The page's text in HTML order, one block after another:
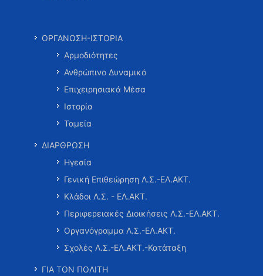
ΟΡΓΑΝΩΣΗ-ΙΣΤΟΡΙΑ
Αρμοδιότητες
Ανθρώπινο Δυναμικό
Επιχειρησιακά Μέσα
Ιστορία
Ταμεία
ΔΙΑΡΘΡΩΣΗ
Ηγεσία
Γενική Επιθεώρηση Λ.Σ.-ΕΛ.ΑΚΤ.
Κλάδοι Λ.Σ. - ΕΛ.ΑΚΤ.
Περιφερειακές Διοικήσεις Λ.Σ.-ΕΛ.ΑΚΤ.
Οργανόγραμμα Λ.Σ.-ΕΛ.ΑΚΤ.
Σχολές Λ.Σ.-ΕΛ.ΑΚΤ.-Κατάταξη
ΓΙΑ ΤΟΝ ΠΟΛΙΤΗ